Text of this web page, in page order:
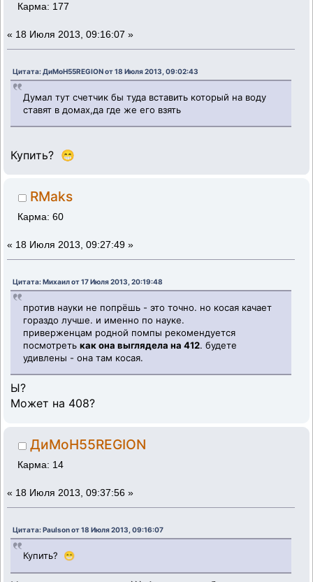
Карма: 177
« 18 Июля 2013, 09:16:07 »
Цитата: ДиМоН55REGION от 18 Июля 2013, 09:02:43
Думал тут счетчик бы туда вставить который на воду
ставят в домах,да где же его взять
Купить? 😁
RMaks
Карма: 60
« 18 Июля 2013, 09:27:49 »
Цитата: Михаил от 17 Июля 2013, 20:19:48
против науки не попрёшь - это точно. но косая качает
гораздо лучше. и именно по науке.
приверженцам родной помпы рекомендуется
посмотретькак она выглядела на 412. будете
удивлены - она там косая.
Ы?
Может на 408?
ДиМоН55REGION
Карма: 14
« 18 Июля 2013, 09:37:56 »
Цитата: Paulson от 18 Июля 2013, 09:16:07
Купить? 😁